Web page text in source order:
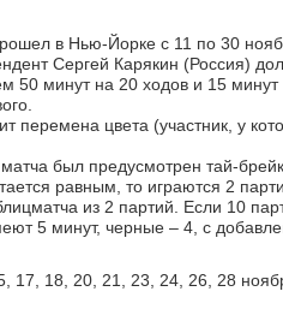
в Нью-Йорке с 11 по 30
Сергей Карякин (Россия)
50 минут на 20 ходов и 15
перемена цвета (участник, у
был предусмотрен тай-
равным, то играются 2
из 2 партий. Если 10
5 минут, черные – 4, с
17, 18, 20, 21, 23, 24, 26, 28